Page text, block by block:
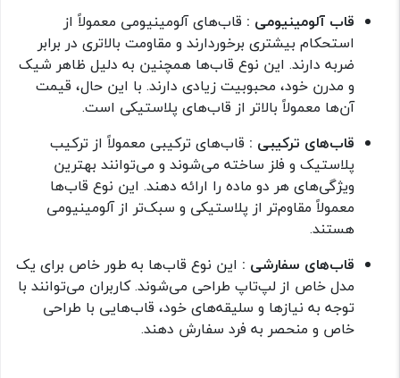
قاب آلومینیومی : قاب‌های آلومینیومی معمولاً از
استحکام بیشتری برخوردارند و مقاومت بالاتری در برابر
ضربه دارند. این نوع قاب‌ها همچنین به دلیل ظاهر شیک
و مدرن خود، محبوبیت زیادی دارند. با این حال، قیمت
آن‌ها معمولاً بالاتر از قاب‌های پلاستیکی است.
قاب‌های ترکیبی : قاب‌های ترکیبی معمولاً از ترکیب
پلاستیک و فلز ساخته می‌شوند و می‌توانند بهترین
ویژگی‌های هر دو ماده را ارائه دهند. این نوع قاب‌ها
معمولاً مقاوم‌تر از پلاستیکی و سبک‌تر از آلومینیومی
هستند.
قاب‌های سفارشی : این نوع قاب‌ها به طور خاص برای یک
مدل خاص از لپ‌تاپ طراحی می‌شوند. کاربران می‌توانند با
توجه به نیازها و سلیقه‌های خود، قاب‌هایی با طراحی
خاص و منحصر به فرد سفارش دهند.